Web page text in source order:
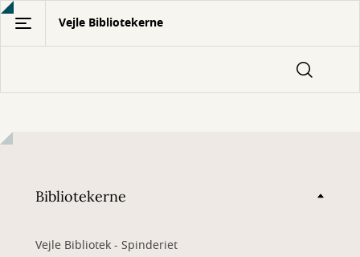
Gå
hovedindhold
Vejle Bibliotekerne
Bibliotekerne
Vejle Bibliotek - Spinderiet